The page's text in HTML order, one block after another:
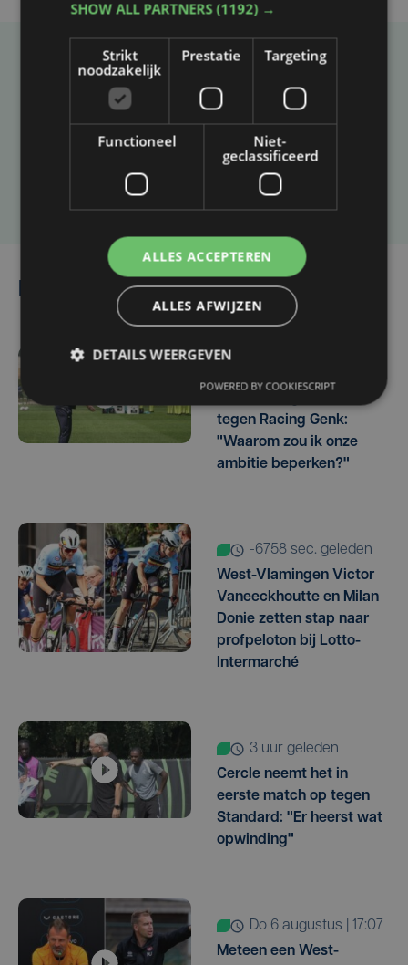
Taalfout opgemerkt?
Heb je een taal- of schrijffout opgemerkt in dit
artikel?
Laat het ons weten
Lees ook
tegen Racing Genk:
"Waarom zou ik onze
ambitie beperken?"
-6758 sec. geleden
West-Vlamingen Victor
Vaneeckhoutte en Milan
Donie zetten stap naar
profpeloton bij Lotto-
Intermarché
3 uur geleden
Cercle neemt het in
eerste match op tegen
Standard: "Er heerst wat
opwinding"
do 6 augustus | 17:07
Meteen een West-
SHOW ALL PARTNERS(1192) →
Strikt
noodzakelijk
Prestatie Targeting
Functioneel
Niet-
geclassificeerd
ALLES ACCEPTEREN
ALLES AFWIJZEN
DETAILS WEERGEVEN
POWERED BY COOKIESCRIPT